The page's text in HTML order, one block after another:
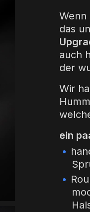
Wenn
das
auch
der
Wir
ein